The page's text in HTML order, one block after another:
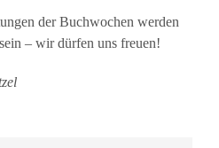
der Buchwochen werden
– wir dürfen uns freuen!